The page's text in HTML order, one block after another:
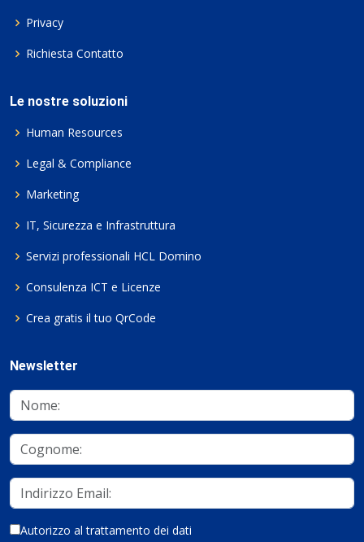
Privacy
Richiesta Contatto
Le nostre soluzioni
Human Resources
Legal & Compliance
Marketing
IT, Sicurezza e Infrastruttura
Servizi professionali HCL Domino
Consulenza ICT e Licenze
Crea gratis il tuo QrCode
Newsletter
Autorizzo al trattamento dei dati